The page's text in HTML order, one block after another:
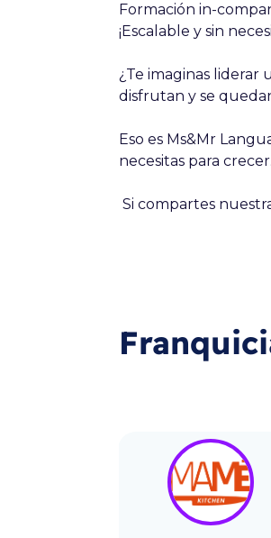
Formación in-
¡Escalable y sin
¿Te imaginas liderar
disfrutan y se
Eso es Ms&Mr
necesitas para crecer.
Si compartes